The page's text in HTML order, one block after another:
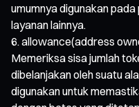
umumnya digunakan
layanan lainnya.
allowance(address
Memeriksa sisa jumlah
dibelanjakan oleh suatu
digunakan untuk